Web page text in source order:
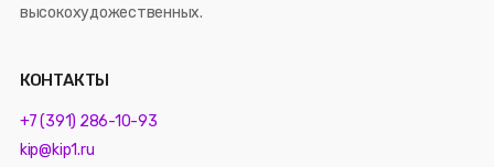
высокохудожественных.
КОНТАКТЫ
+7 (391) 286-10-93
kip@kip1.ru